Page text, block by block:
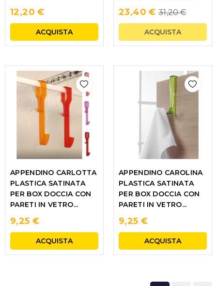
12,20 €
ACQUISTA
23,40 € Regular
price
31,20 €
ACQUISTA
APPENDINO CARLOTTA
PLASTICA SATINATA
PER BOX DOCCIA CON
PARETI IN VETRO...
9,25 €
ACQUISTA
APPENDINO CAROLINA
PLASTICA SATINATA
PER BOX DOCCIA CON
PARETI IN VETRO...
9,25 €
ACQUISTA